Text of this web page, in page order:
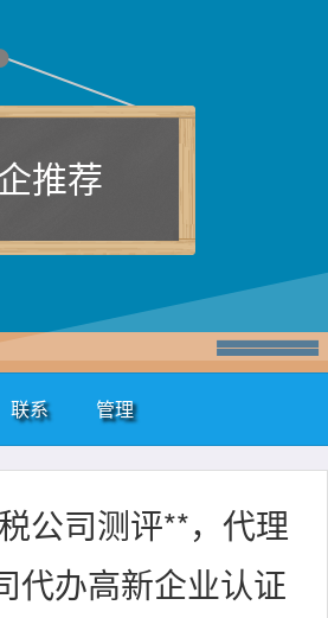
推荐
联系 管理
公司测评**，代理
代办高新企业认证